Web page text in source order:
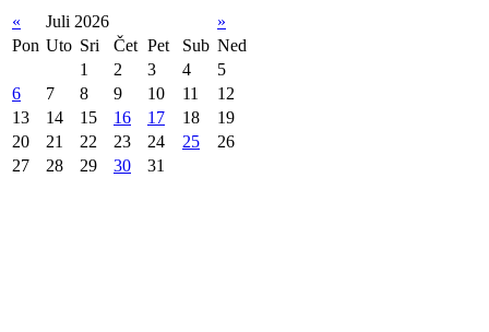
« Juli 2026
»
Pon Uto Sri Čet Pet Sub Ned
1
2 3 4
5
6
7 8 9 10 11
12
13
14 15 16 17 18
19
20
21 22 23 24 25
26
27
28 29 30 31